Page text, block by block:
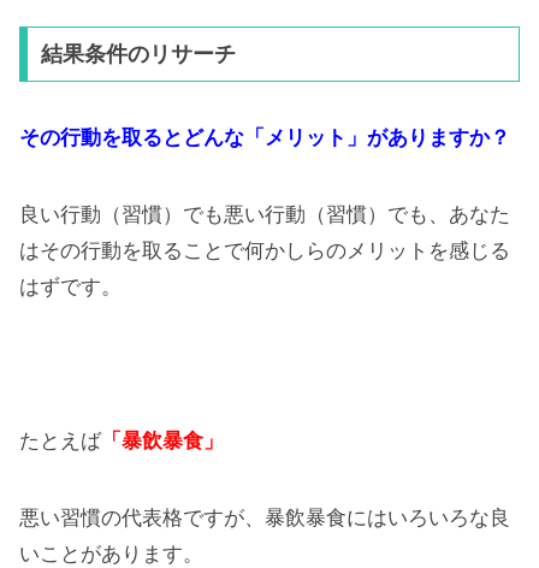
結果条件のリサーチ
その行動を取るとどんな「メリット」がありますか？
良い行動（習慣）でも悪い行動（習慣）でも、あなた
はその行動を取ることで何かしらのメリットを感じる
はずです。
たとえば「暴飲暴食」
悪い習慣の代表格ですが、暴飲暴食にはいろいろな良
いことがあります。